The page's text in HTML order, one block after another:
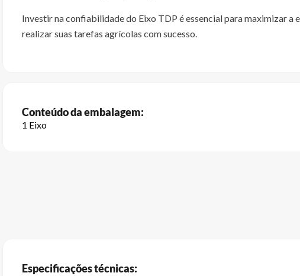
Investir na confiabilidade do Eixo TDP é essencial para maximizar
realizar suas tarefas agrícolas com sucesso.
Conteúdo da embalagem:
1 Eixo
Especificações técnicas: